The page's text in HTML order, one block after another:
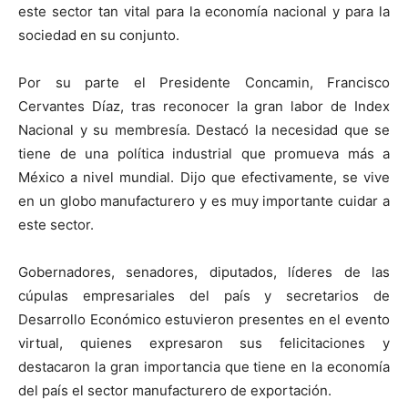
este sector tan vital para la economía nacional y para la
sociedad en su conjunto.
Por su parte el Presidente Concamin, Francisco
Cervantes Díaz, tras reconocer la gran labor de Index
Nacional y su membresía. Destacó la necesidad que se
tiene de una política industrial que promueva más a
México a nivel mundial. Dijo que efectivamente, se vive
en un globo manufacturero y es muy importante cuidar a
este sector.
Gobernadores, senadores, diputados, líderes de las
cúpulas empresariales del país y secretarios de
Desarrollo Económico estuvieron presentes en el evento
virtual, quienes expresaron sus felicitaciones y
destacaron la gran importancia que tiene en la economía
del país el sector manufacturero de exportación.